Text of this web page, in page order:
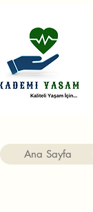
Ana Sayfa